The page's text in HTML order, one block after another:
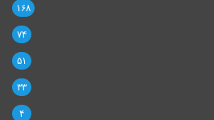
۱۶۸
۷۴
۵۱
۳۳
۴